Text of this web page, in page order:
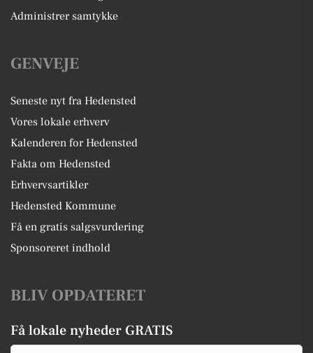
Administrer samtykke
GENVEJE
Seneste nyt fra Hedensted
Vores lokale erhverv
Kalenderen for Hedensted
Fakta om Hedensted
Erhvervsartikler
Hedensted Kommune
Få en gratis salgsvurdering
Sponsoreret indhold
BLIV OPDATERET
Få lokale nyheder GRATIS